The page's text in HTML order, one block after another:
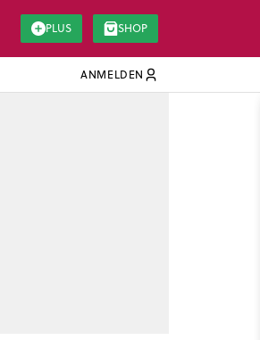
PLUS SHOP
ANMELDEN